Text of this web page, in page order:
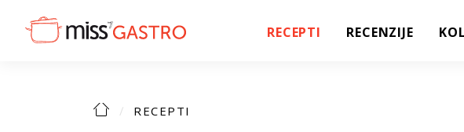
RECEPTI RECENZIJE
RECEPTI